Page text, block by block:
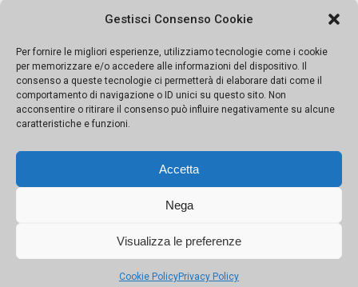
Gestisci Consenso Cookie
Per fornire le migliori esperienze, utilizziamo tecnologie come i cookie
per memorizzare e/o accedere alle informazioni del dispositivo. Il
consenso a queste tecnologie ci permetterà di elaborare dati come il
comportamento di navigazione o ID unici su questo sito. Non
acconsentire o ritirare il consenso può influire negativamente su alcune
caratteristiche e funzioni.
Accetta
Nega
Visualizza le preferenze
Cookie PolicyPrivacy Policy
segreteria@leviedeitesori.it
Direttore ResponsabileMarcello Barbaro – Aut. del tribunale di
Palermo n. 19 del 2017 iscrizione al roc numero 37003 Editore
Porta Felice Srl. Sede legale: Via Libertà 93 – 90143 Palermo
Società iscritta alla Camera di Commercio di Palermo Ufficio
065228208251 Capitale 10000 euro IV
© Copyright Porta Felice | Le Vie dei Tesori. Tutti i diritti riservati |Privacy Policy
Made by:Kappaelle Comunicazione